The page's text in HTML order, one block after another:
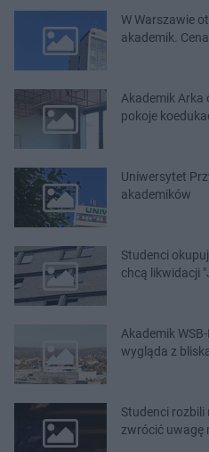
W Warszawie
akademik.
Akademik
pokoje
Uniwersytet
akademików
Studenci
chcą likwidacji
Akademik
wygląda z
Studenci rozbili
zwrócić uwagę